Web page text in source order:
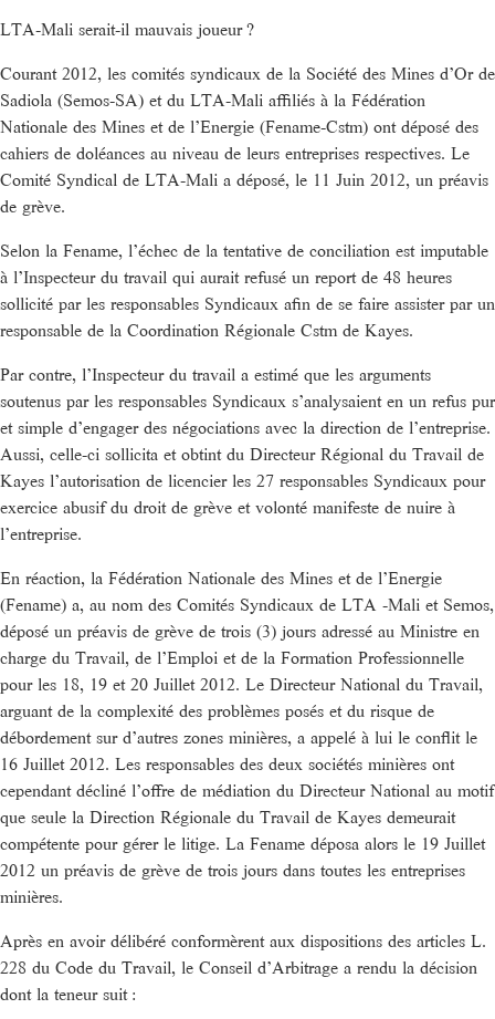
LTA-Mali serait-il mauvais joueur ?
Courant 2012, les comités syndicaux de la Société des Mines d’Or de
Sadiola (Semos-SA) et du LTA-Mali affiliés à la Fédération
Nationale des Mines et de l’Energie (Fename-Cstm) ont déposé des
cahiers de doléances au niveau de leurs entreprises respectives. Le
Comité Syndical de LTA-Mali a déposé, le 11 Juin 2012, un préavis
de grève.
Selon la Fename, l’échec de la tentative de conciliation est imputable
à l’Inspecteur du travail qui aurait refusé un report de 48 heures
sollicité par les responsables Syndicaux afin de se faire assister par un
responsable de la Coordination Régionale Cstm de Kayes.
Par contre, l’Inspecteur du travail a estimé que les arguments
soutenus par les responsables Syndicaux s’analysaient en un refus pur
et simple d’engager des négociations avec la direction de l’entreprise.
Aussi, celle-ci sollicita et obtint du Directeur Régional du Travail de
Kayes l’autorisation de licencier les 27 responsables Syndicaux pour
exercice abusif du droit de grève et volonté manifeste de nuire à
l’entreprise.
En réaction, la Fédération Nationale des Mines et de l’Energie
(Fename) a, au nom des Comités Syndicaux de LTA -Mali et Semos,
déposé un préavis de grève de trois (3) jours adressé au Ministre en
charge du Travail, de l’Emploi et de la Formation Professionnelle
pour les 18, 19 et 20 Juillet 2012. Le Directeur National du Travail,
arguant de la complexité des problèmes posés et du risque de
débordement sur d’autres zones minières, a appelé à lui le conflit le
16 Juillet 2012. Les responsables des deux sociétés minières ont
cependant décliné l’offre de médiation du Directeur National au motif
que seule la Direction Régionale du Travail de Kayes demeurait
compétente pour gérer le litige. La Fename déposa alors le 19 Juillet
2012 un préavis de grève de trois jours dans toutes les entreprises
minières.
Après en avoir délibéré conformèrent aux dispositions des articles L.
228 du Code du Travail, le Conseil d’Arbitrage a rendu la décision
dont la teneur suit :